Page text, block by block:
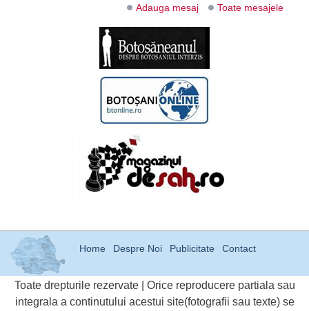
Adauga mesaj Toate mesajele
Home Despre Noi Publicitate Contact
Toate drepturile rezervate | Orice reproducere partiala sau
integrala a continutului acestui site(fotografii sau texte) se